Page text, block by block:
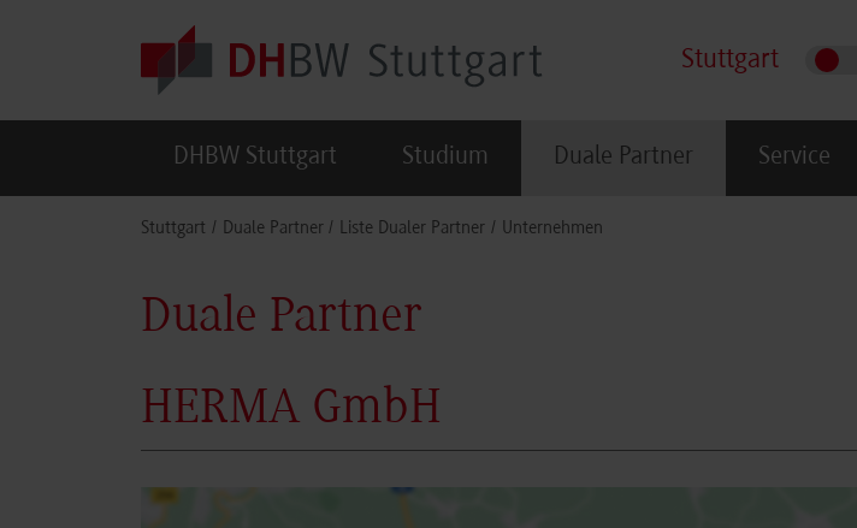
Stuttgart
DHBW Stuttgart Studium Duale Partner Service
Stuttgart Duale Partner Liste Dualer Partner Unternehmen
Duale Partner
HERMA GmbH